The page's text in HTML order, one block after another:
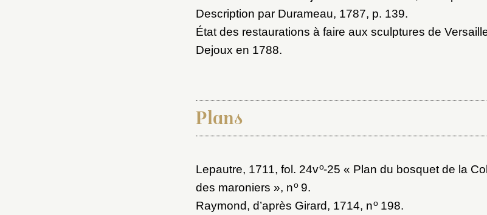
Description par Durameau, 1787, p. 139.
État des restaurations à faire aux sculptures de
Dejoux en 1788.
Plans
Lepautre, 1711, fol. 24vo-25 « Plan du bosquet de la
des maroniers », no9.
Raymond, d’après Girard, 1714, no198.